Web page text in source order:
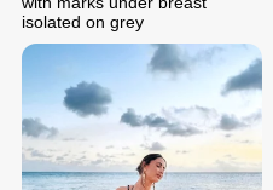
isolated on grey